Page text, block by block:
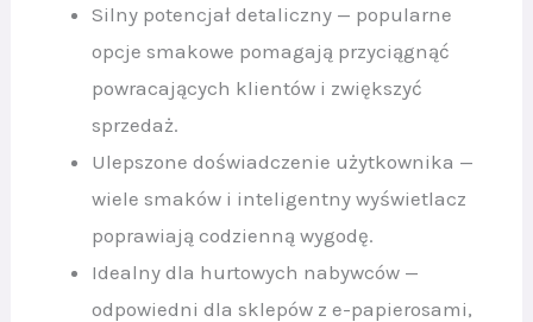
Silny potencjał detaliczny — popularne
opcje smakowe pomagają przyciągnąć
powracających klientów i zwiększyć
sprzedaż.
Ulepszone doświadczenie użytkownika —
wiele smaków i inteligentny wyświetlacz
poprawiają codzienną wygodę.
Idealny dla hurtowych nabywców —
odpowiedni dla sklepów z e-papierosami,